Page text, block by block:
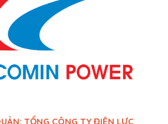
TỔNG CÔNG TY ĐIỆN LỰC